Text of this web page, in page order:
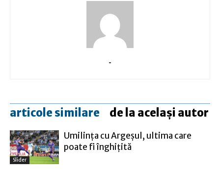
-
articole similare de la același autor
Slider
Umilinţa cu Argeşul, ultima care
poate fi înghiţită